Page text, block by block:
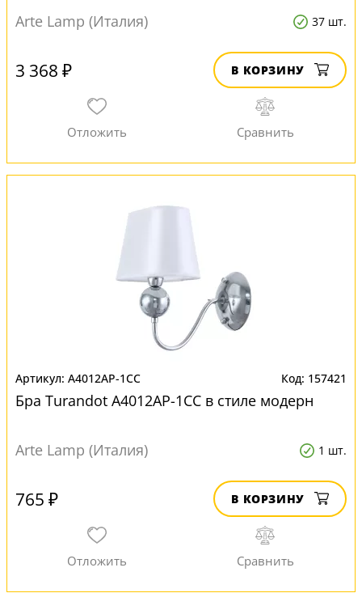
Arte Lamp (Италия) 37 шт.
3 368 ₽ В КОРЗИНУ
A4012AP-1CC 157421
Бра Turandot A4012AP-1CC в стиле модерн
Arte Lamp (Италия) 1 шт.
765 ₽ В КОРЗИНУ